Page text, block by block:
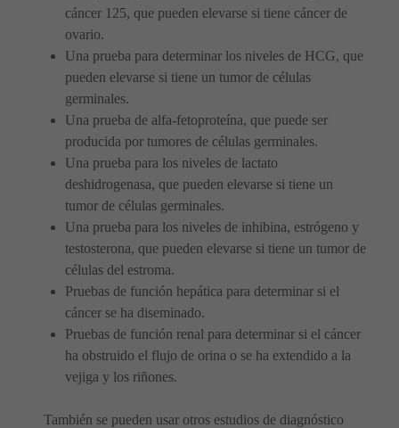
cáncer 125, que pueden elevarse si tiene cáncer de
ovario.
Una prueba para determinar los niveles de HCG, que
pueden elevarse si tiene un tumor de células
germinales.
Una prueba de alfa-fetoproteína, que puede ser
producida por tumores de células germinales.
Una prueba para los niveles de lactato
deshidrogenasa, que pueden elevarse si tiene un
tumor de células germinales.
Una prueba para los niveles de inhibina, estrógeno y
testosterona, que pueden elevarse si tiene un tumor de
células del estroma.
Pruebas de función hepática para determinar si el
cáncer se ha diseminado.
Pruebas de función renal para determinar si el cáncer
ha obstruido el flujo de orina o se ha extendido a la
vejiga y los riñones.
También se pueden usar otros estudios de diagnóstico